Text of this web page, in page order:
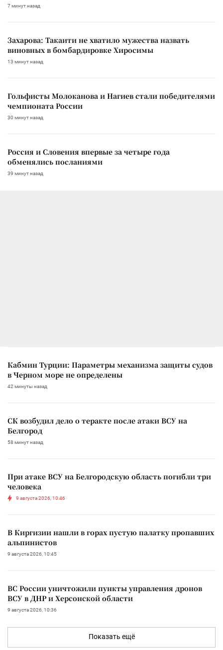
7 минут назад
Захарова: Такаити не хватило мужества назвать
виновных в бомбардировке Хиросимы
13 минут назад
Гольфисты Молоканова и Нагиев стали победителями
чемпионата России
30 минут назад
Россия и Словения впервые за четыре года
обменялись посланиями
39 минут назад
Кабмин Турции: Параметры механизма защиты судов
в Черном море не определены
42 минуты назад
СК возбудил дело о теракте после атаки ВСУ на
Белгород
58 минут назад
При атаке ВСУ на Белгородскую область погибли три
человека
9 августа 2026, 10:46
В Киргизии нашли в горах пустую палатку пропавших
альпинистов
9 августа 2026, 10:45
ВС России уничтожили пункты управления дронов
ВСУ в ДНР и Херсонской области
9 августа 2026, 10:36
Показать ещё